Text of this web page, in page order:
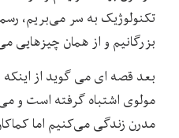
تکنولوژیک به سر می‌بریم،
بزرگانیم و از همان چیزهایی
بعد قصه ای می گوید از اینکه
مولوی اشتباه گرفته است و می
مدرن زندگی می‌کنیم اما